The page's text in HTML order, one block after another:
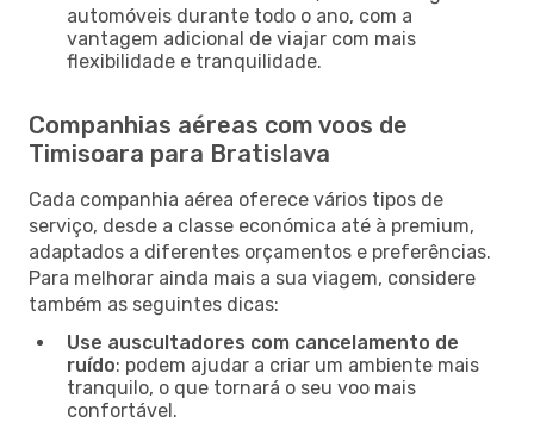
automóveis durante todo o ano, com a
vantagem adicional de viajar com mais
flexibilidade e tranquilidade.
Companhias aéreas com voos de
Timisoara para Bratislava
Cada companhia aérea oferece vários tipos de
serviço, desde a classe económica até à premium,
adaptados a diferentes orçamentos e preferências.
Para melhorar ainda mais a sua viagem, considere
também as seguintes dicas:
Use auscultadores com cancelamento de
ruído: podem ajudar a criar um ambiente mais
tranquilo, o que tornará o seu voo mais
confortável.